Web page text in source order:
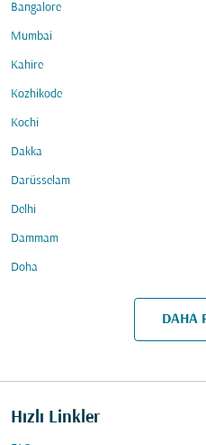
Bangalore
Mumbai
Kahire
Kozhikode
Kochi
Dakka
Darüsselam
Delhi
Dammam
Doha
DAHA
Hızlı Linkler